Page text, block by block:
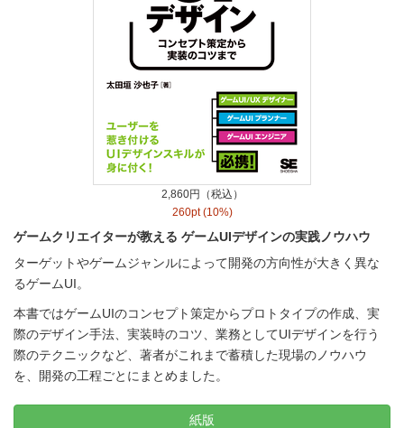
2,860円（税込）
260pt (10%)
ゲームクリエイターが教える ゲームUIデザインの実践ノウハウ
ターゲットやゲームジャンルによって開発の方向性が大きく異な
るゲームUI。
本書ではゲームUIのコンセプト策定からプロトタイプの作成、実
際のデザイン手法、実装時のコツ、業務としてUIデザインを行う
際のテクニックなど、著者がこれまで蓄積した現場のノウハウ
を、開発の工程ごとにまとめました。
紙版